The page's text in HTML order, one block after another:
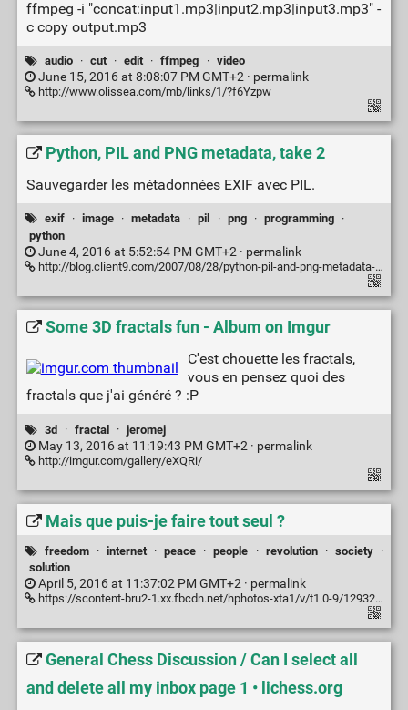
ffmpeg -i "concat:input1.mp3|input2.mp3|input3.mp3" -
c copy output.mp3
audio · cut · edit · ffmpeg · video
June 15, 2016 at 8:08:07 PM GMT+2 · permalink
http://www.olissea.com/mb/links/1/?f6Yzpw
Python, PIL and PNG metadata, take 2
Sauvegarder les métadonnées EXIF avec PIL.
exif · image · metadata · pil · png · programming
·
python
June 4, 2016 at 5:52:54 PM GMT+2 · permalink
http://blog.client9.com/2007/08/28/python-pil-and-png-metadata-take-2.html
Some 3D fractals fun - Album on Imgur
C'est chouette les fractals,
vous en pensez quoi des
fractals que j'ai généré ? :P
3d · fractal · jeromej
May 13, 2016 at 11:19:43 PM GMT+2 · permalink
http://imgur.com/gallery/eXQRi/
Mais que puis-je faire tout seul ?
freedom · internet · peace · people · revolution · society
·
solution
April 5, 2016 at 11:37:02 PM GMT+2 · permalink
https://scontent-bru2-1.xx.fbcdn.net/hphotos-xta1/v/t1.0-9/12932763_1032270046839104_817179375073229590_n.jpg?oh=62738c7233e05a45a222757c3f8e69f4&oe=57BB18E8
General Chess Discussion / Can I select all
and delete all my inbox page 1 • lichess.org